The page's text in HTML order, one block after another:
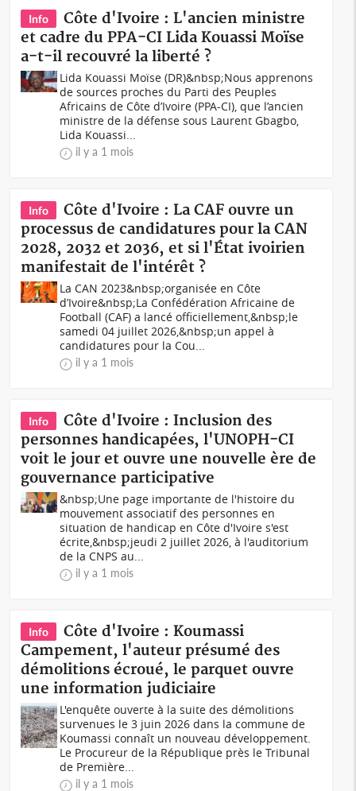
Info
Côte d'Ivoire : L'ancien ministre
et cadre du PPA-CI Lida Kouassi Moïse
a-t-il recouvré la liberté ?
Lida Kouassi Moïse (DR)&nbsp;Nous apprenons
de sources proches du Parti des Peuples
Africains de Côte d’Ivoire (PPA-CI), que l’ancien
ministre de la défense sous Laurent Gbagbo,
Lida Kouassi...
il y a 1 mois
Info
Côte d'Ivoire : La CAF ouvre un
processus de candidatures pour la CAN
2028, 2032 et 2036, et si l'État ivoirien
manifestait de l'intérêt ?
La CAN 2023&nbsp;organisée en Côte
d’Ivoire&nbsp;La Confédération Africaine de
Football (CAF) a lancé officiellement,&nbsp;le
samedi 04 juillet 2026,&nbsp;un appel à
candidatures pour la Cou...
il y a 1 mois
Info
Côte d'Ivoire : Inclusion des
personnes handicapées, l'UNOPH-CI
voit le jour et ouvre une nouvelle ère de
gouvernance participative
&nbsp;Une page importante de l'histoire du
mouvement associatif des personnes en
situation de handicap en Côte d'Ivoire s'est
écrite,&nbsp;jeudi 2 juillet 2026, à l'auditorium
de la CNPS au...
il y a 1 mois
Info
Côte d'Ivoire : Koumassi
Campement, l'auteur présumé des
démolitions écroué, le parquet ouvre
une information judiciaire
L'enquête ouverte à la suite des démolitions
survenues le 3 juin 2026 dans la commune de
Koumassi connaît un nouveau développement.
Le Procureur de la République près le Tribunal
de Première...
il y a 1 mois